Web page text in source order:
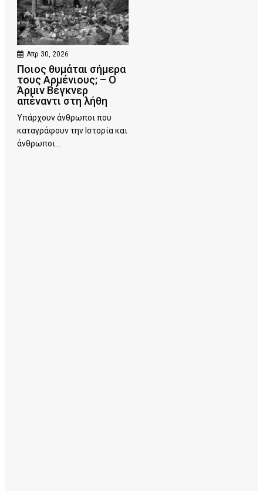
Απρ 30, 2026
Ποιος θυμάται σήμερα
τους Αρμένιους; – Ο
Άρμιν Βέγκνερ
απέναντι στη λήθη
Υπάρχουν άνθρωποι που
καταγράφουν την Ιστορία και
άνθρωποι...